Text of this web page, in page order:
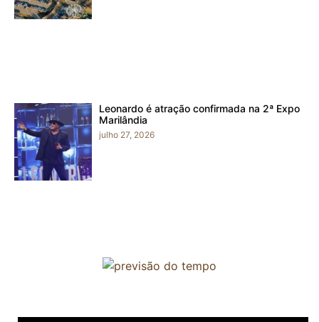
Leonardo é atração confirmada na 2ª Expo
Marilândia
julho 27, 2026